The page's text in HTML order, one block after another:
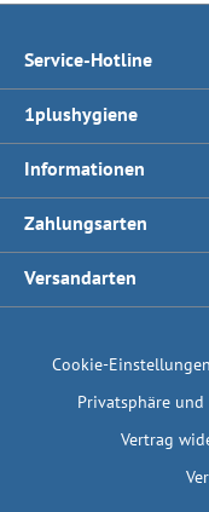
Service-Hotline
1plushygiene
Informationen
Zahlungsarten
Versandarten
Cookie-Einstellungen
Privatsphäre und
Vertrag